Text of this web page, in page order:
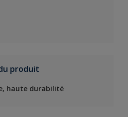
produit
haute durabilité